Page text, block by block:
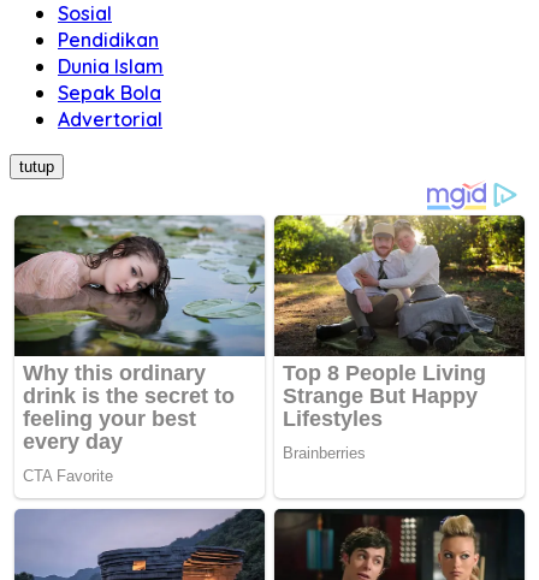
Sosial
Pendidikan
Dunia Islam
Sepak Bola
Advertorial
tutup